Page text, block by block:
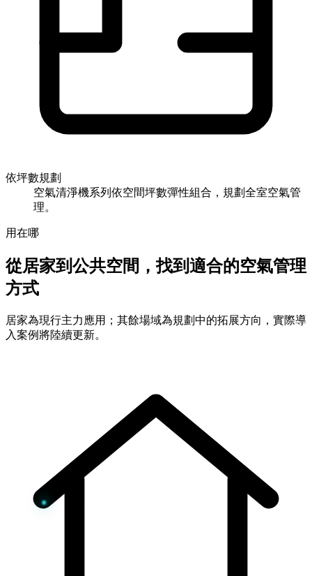
依坪數規劃
空氣清淨機系列依空間坪數彈性組合，規劃全室空氣管
理。
用在哪
從居家到公共空間，找到適合的空氣管理
方式
居家為現行主力應用；其餘場域為規劃中的拓展方向，實際導
入案例將陸續更新。